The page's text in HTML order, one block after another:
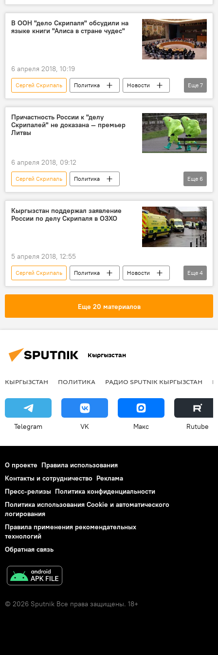
Политика
Мнение
Россия
Ситуация вокруг "дела Скрипаля"
Колумнисты
США
Сирия
ОЗХО (Организация по запрещению химического оружия)
отравление
доклад заключение
В ООН "дело Скрипаля" обсудили на
языке книги "Алиса в стране чудес"
6 апреля 2018, 10:19
Сергей Скрипаль Политика
Новости
В мире
Ситуация вокруг "дела Скрипаля"
Великобритания
Василий Небензя
ООН
отравление Россия
Еще 7
Причастность России к "делу
Скрипалей" не доказана — премьер
Литвы
6 апреля 2018, 09:12
Сергей Скрипаль
Политика
Пресс-дайджест
Новости
В мире
Россия
Ситуация вокруг "дела Скрипаля"
Литва
Еще 6
Кыргызстан поддержал заявление
России по делу Скрипаля в ОЗХО
5 апреля 2018, 12:55
Сергей Скрипаль Политика
Новости
В мире
Ситуация вокруг "дела Скрипаля"
Еще 4
Еще 20 материалов
Кыргызстан
КЫРГЫЗСТАН ПОЛИТИКА РАДИО SPUTNIK КЫРГЫЗСТАН
Telegram VK Макс Rutube
О проекте Правила использования
Контакты и сотрудничество Реклама
Пресс-релизы Политика конфиденциальности
Политика использования Cookie и автоматического
логирования
Правила применения рекомендательных
технологий
Обратная связь
© 2026 Sputnik Все права защищены. 18+